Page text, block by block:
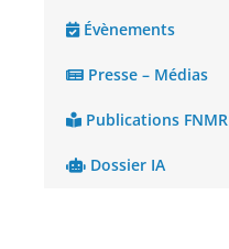
Évènements
Presse – Médias
Publications FNMR
Dossier IA